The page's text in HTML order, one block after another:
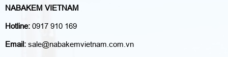
NABAKEM VIETNAM
Hotline: 0917 910 169
Email: sale@nabakemvietnam.com.vn